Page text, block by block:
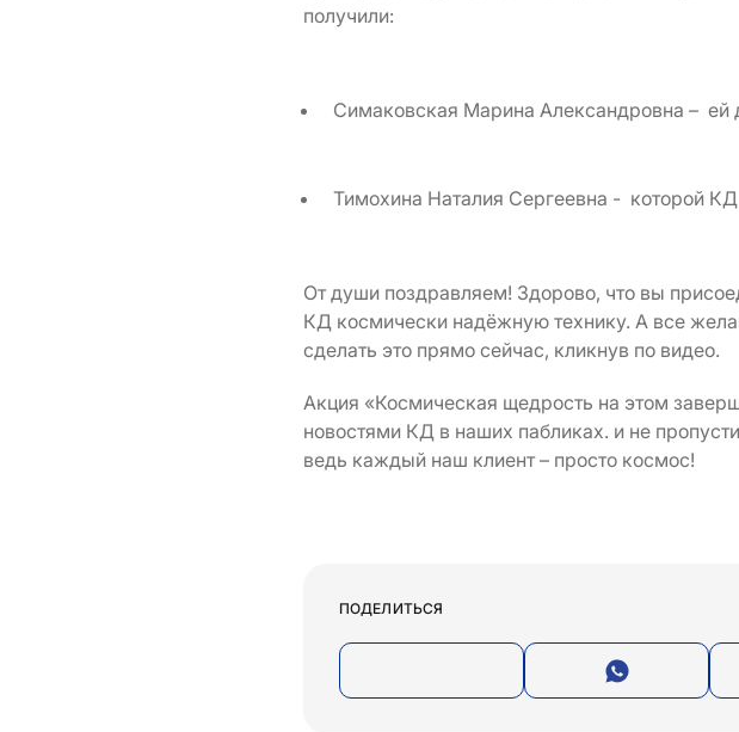
получили:
Симаковская Марина Александровна – ей
Тимохина Наталия Сергеевна - которой
От души поздравляем! Здорово, что вы
КД космически надёжную технику. А все
сделать это прямо сейчас, кликнув по видео.
Акция «Космическая щедрость на этом
новостями КД в наших пабликах. и не
ведь каждый наш клиент – просто космос!
ПОДЕЛИТЬСЯ